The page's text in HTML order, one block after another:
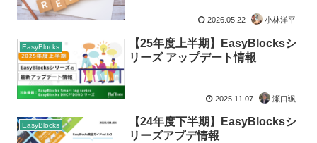
2026.05.22 小林洋平
EasyBlocks
【25年度上半期】EasyBlocksシ
リーズ アップデート情報
2025.11.07 瀬口颯
EasyBlocks
【24年度下半期】EasyBlocksシ
リーズアプデ情報